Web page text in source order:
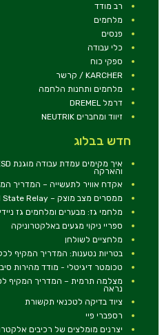
רב מודד
מלחמים
פנסים
כלי עבודה
ספקי כוח
KARCHER / קרשר
מלחמים ותחנות הלחמה
דרמל DREMEL
זיווד ומחברים NEUTRIK
חדש בבלוג
והארקה
אקדח אוויר לתעשייה – המדריך
ממסרים מצב מוצק – Solid State Relay
מלחמי גז: מבערים ומלחמים גז
ספריי ניקוי מגעים באלקטרוניקה
מלחציים לשולחן
בטריות נטענות: המדריך המקיף
טכומטר דיגיטלי - מודד מהירות
מצלמה תרמית – המדריך המקיף
נראה
ציוד בדיקה לטכנאי תקשורת
רספברי פיי
יצרנים מומלצים של רכיבים